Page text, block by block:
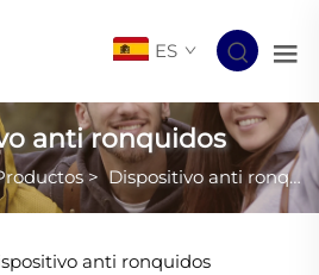
ES
anti ronquidos
>Dispositivo anti ronquidos
anti ronquidos